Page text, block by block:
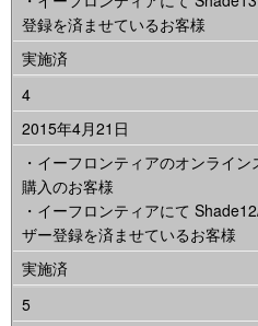
登録を済ませているお客様
実施済
4
2015年4月21日
・イーフロンティアのオンライ
購入のお客様
・イーフロンティアにて
ザー登録を済ませているお客様
実施済
5